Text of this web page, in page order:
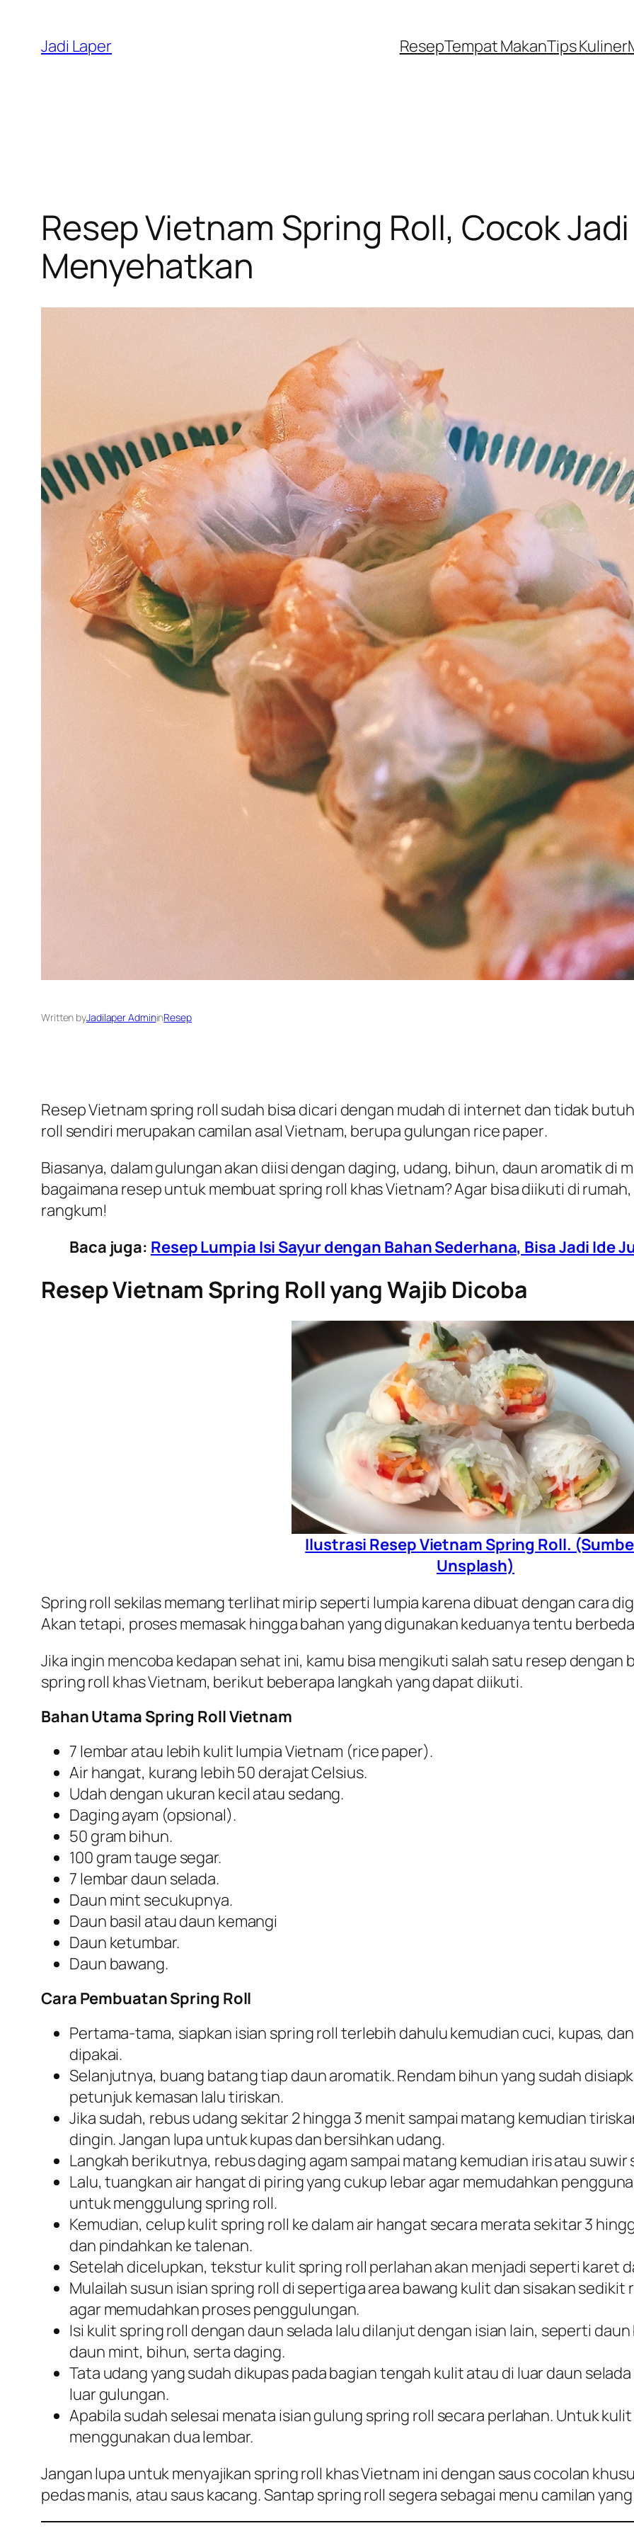
content
Jadi Laper ResepTempat MakanTips Kuliner
Resep Vietnam Spring Roll, Cocok
Menyehatkan
Written byJadilaper AdmininResep
Resep Vietnam spring roll sudah bisa dicari dengan mudah di internet dan tidak
roll sendiri merupakan camilan asal Vietnam, berupa gulungan rice paper.
Biasanya, dalam gulungan akan diisi dengan daging, udang, bihun, daun aromatik di
bagaimana resep untuk membuat spring roll khas Vietnam? Agar bisa diikuti di
rangkum!
Baca juga: Resep Lumpia Isi Sayur dengan Bahan Sederhana, Bisa Jadi Ide
Resep Vietnam Spring Roll yang Wajib Dicoba
Ilustrasi Resep Vietnam Spring Roll.
Unsplash)
Spring roll sekilas memang terlihat mirip seperti lumpia karena dibuat dengan cara
Akan tetapi, proses memasak hingga bahan yang digunakan keduanya tentu
Jika ingin mencoba kedapan sehat ini, kamu bisa mengikuti salah satu resep
spring roll khas Vietnam, berikut beberapa langkah yang dapat diikuti.
Bahan Utama Spring Roll Vietnam
7 lembar atau lebih kulit lumpia Vietnam (rice paper).
Air hangat, kurang lebih 50 derajat Celsius.
Udah dengan ukuran kecil atau sedang.
Daging ayam (opsional).
50 gram bihun.
100 gram tauge segar.
7 lembar daun selada.
Daun mint secukupnya.
Daun basil atau daun kemangi
Daun ketumbar.
Daun bawang.
Cara Pembuatan Spring Roll
Pertama-tama, siapkan isian spring roll terlebih dahulu kemudian cuci, kupas,
dipakai.
Selanjutnya, buang batang tiap daun aromatik. Rendam bihun yang sudah
petunjuk kemasan lalu tiriskan.
Jika sudah, rebus udang sekitar 2 hingga 3 menit sampai matang kemudian
dingin. Jangan lupa untuk kupas dan bersihkan udang.
Langkah berikutnya, rebus daging agam sampai matang kemudian iris atau suwir
Lalu, tuangkan air hangat di piring yang cukup lebar agar memudahkan
untuk menggulung spring roll.
Kemudian, celup kulit spring roll ke dalam air hangat secara merata sekitar 3
dan pindahkan ke talenan.
Setelah dicelupkan, tekstur kulit spring roll perlahan akan menjadi seperti karet
Mulailah susun isian spring roll di sepertiga area bawang kulit dan sisakan
agar memudahkan proses penggulungan.
Isi kulit spring roll dengan daun selada lalu dilanjut dengan isian lain, seperti
daun mint, bihun, serta daging.
Tata udang yang sudah dikupas pada bagian tengah kulit atau di luar daun
luar gulungan.
Apabila sudah selesai menata isian gulung spring roll secara perlahan. Untuk
menggunakan dua lembar.
Jangan lupa untuk menyajikan spring roll khas Vietnam ini dengan saus cocolan
pedas manis, atau saus kacang. Santap spring roll segera sebagai menu camilan